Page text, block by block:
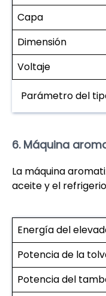
Capa
Dimensión
Voltaje
Parámetro del
6. Máquina
La máquina
aceite y el
Energía del
Potencia de la
Potencia del